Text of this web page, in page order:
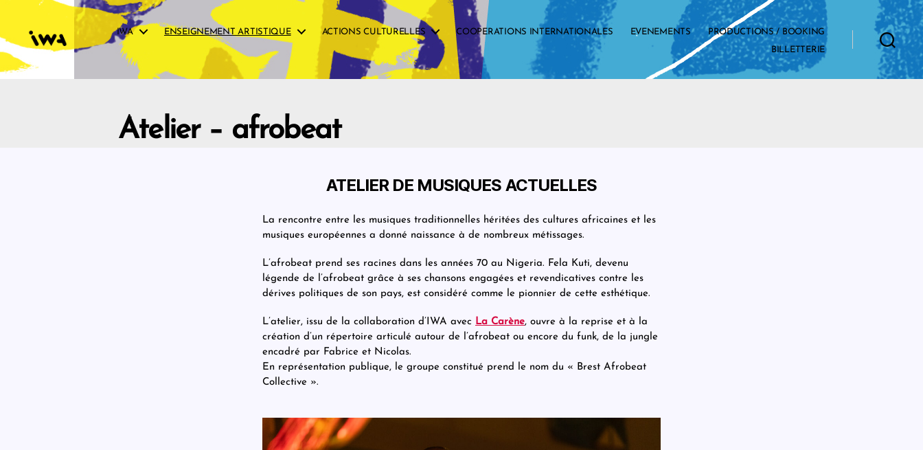
IWA
IWA ENSEIGNEMENT ARTISTIQUE ACTIONS CULTURELLES COOPERATIONS INTERNATIONALES EVENEMENTS
PRODUCTIONS / BOOKING
BILLETTERIE
Atelier – afrobeat
ATELIER DE MUSIQUES ACTUELLES
La rencontre entre les musiques traditionnelles héritées des cultures africaines et les
musiques européennes a donné naissance à de nombreux métissages.
L’afrobeat prend ses racines dans les années 70 au Nigeria. Fela Kuti, devenu
légende de l’afrobeat grâce à ses chansons engagées et revendicatives contre les
dérives politiques de son pays, est considéré comme le pionnier de cette esthétique.
L’atelier, issu de la collaboration d’IWA avec La Carène, ouvre à la reprise et à la
création d’un répertoire articulé autour de l’afrobeat ou encore du funk, de la jungle
encadré par Fabrice et Nicolas.
En représentation publique, le groupe constitué prend le nom du « Brest Afrobeat
Collective ».